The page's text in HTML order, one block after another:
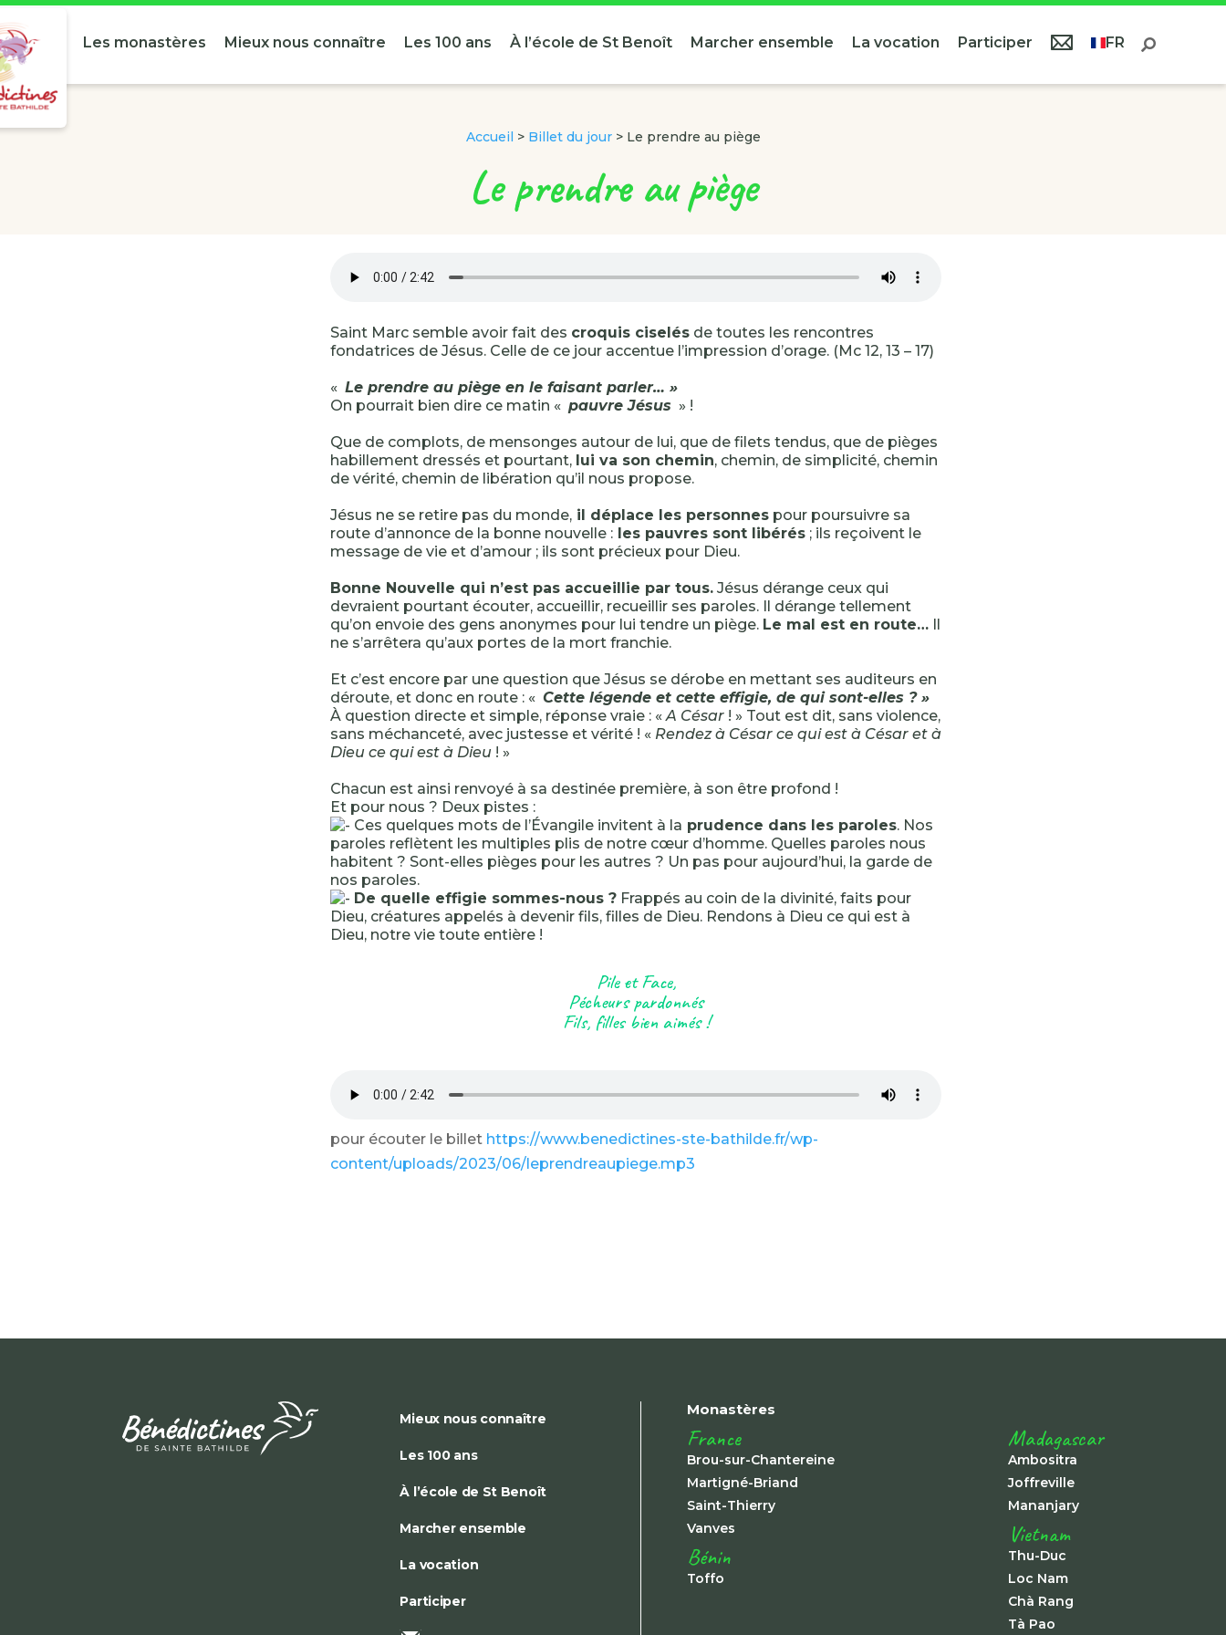
Les monastères Mieux nous connaître Les 100 ans À l’école de St Benoît Marcher ensemble La vocation Participer FR
Accueil > Billet du jour> Le prendre au piège
Le prendre au piège
Saint Marc semble avoir fait des croquis ciselés de toutes les rencontres
fondatrices de Jésus. Celle de ce jour accentue l’impression d’orage. (Mc 12, 13 – 17)
« Le prendre au piège en le faisant parler… »
On pourrait bien dire ce matin « pauvre Jésus » !
Que de complots, de mensonges autour de lui, que de filets tendus, que de pièges
habillement dressés et pourtant, lui va son chemin, chemin, de simplicité, chemin
de vérité, chemin de libération qu’il nous propose.
Jésus ne se retire pas du monde, il déplace les personnes pour poursuivre sa
route d’annonce de la bonne nouvelle : les pauvres sont libérés ; ils reçoivent le
message de vie et d’amour ; ils sont précieux pour Dieu.
Bonne Nouvelle qui n’est pas accueillie par tous. Jésus dérange ceux qui
devraient pourtant écouter, accueillir, recueillir ses paroles. Il dérange tellement
qu’on envoie des gens anonymes pour lui tendre un piège. Le mal est en route… Il
ne s’arrêtera qu’aux portes de la mort franchie.
Et c’est encore par une question que Jésus se dérobe en mettant ses auditeurs en
déroute, et donc en route : « Cette légende et cette effigie, de qui sont-elles ? »
À question directe et simple, réponse vraie : «A César ! » Tout est dit, sans violence,
sans méchanceté, avec justesse et vérité ! « Rendez à César ce qui est à César et à
Dieu ce qui est à Dieu ! »
Chacun est ainsi renvoyé à sa destinée première, à son être profond !
Et pour nous ? Deux pistes :
Ces quelques mots de l’Évangile invitent à la prudence dans les paroles. Nos
paroles reflètent les multiples plis de notre cœur d’homme. Quelles paroles nous
habitent ? Sont-elles pièges pour les autres ? Un pas pour aujourd’hui, la garde de
nos paroles.
De quelle effigie sommes-nous ? Frappés au coin de la divinité, faits pour
Dieu, créatures appelés à devenir fils, filles de Dieu. Rendons à Dieu ce qui est à
Dieu, notre vie toute entière !
Pile et Face,
Pécheurs pardonnés
Fils, filles bien aimés !
pour écouter le billet https://www.benedictines-ste-bathilde.fr/wp-
content/uploads/2023/06/leprendreaupiege.mp3
Mieux nous connaître
Les 100 ans
À l’école de St Benoît
Marcher ensemble
La vocation
Participer
Monastères
France
Brou-sur-Chantereine
Martigné-Briand
Saint-Thierry
Vanves
Bénin
Toffo
Madagascar
Ambositra
Joffreville
Mananjary
Vietnam
Thu-Duc
Loc Nam
Chà Rang
Tà Pao